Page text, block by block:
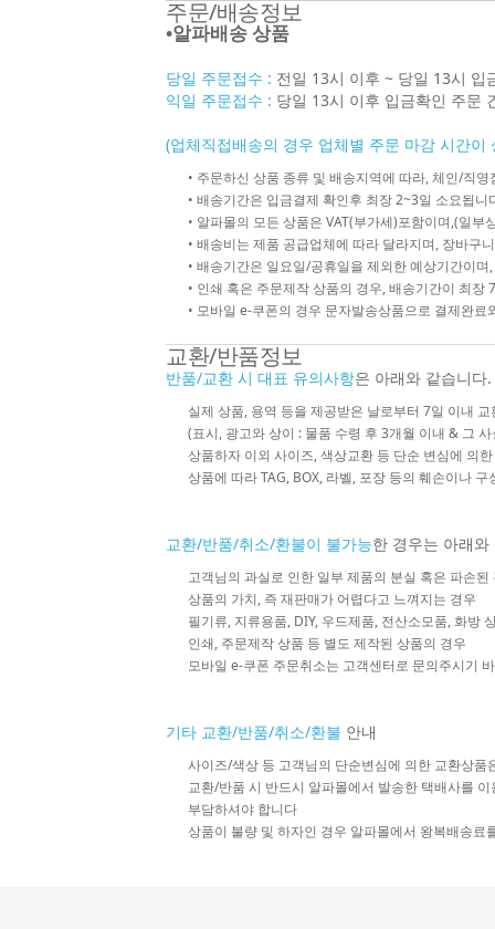
주문/배송정보
•알파배송 상품
당일 주문접수 : 전일 13시 이후 ~ 당일 13시 입
익일 주문접수 : 당일 13시 이후 입금확인 주문
(업체직접배송의 경우 업체별 주문 마감 시간이
• 주문하신 상품 종류 및 배송지역에 따라, 체인/직
• 배송기간은 입금결제 확인후 최장 2~3일 소요됩
• 알파몰의 모든 상품은 VAT(부가세)포함이며,(일
• 배송비는 제품 공급업체에 따라 달라지며, 장바구
• 배송기간은 일요일/공휴일을 제외한 예상기간이
• 인쇄 혹은 주문제작 상품의 경우, 배송기간이 최장
• 모바일 e-쿠폰의 경우 문자발송상품으로 결제완
교환/반품정보
반품/교환 시 대표 유의사항은 아래와 같습니다.
실제 상품, 용역 등을 제공받은 날로부터 7일 이내
(표시, 광고와 상이 : 물품 수령 후 3개월 이내 & 그
상품하자 이외 사이즈, 색상교환 등 단순 변심에 의
상품에 따라 TAG, BOX, 라벨, 포장 등의 훼손이나
교환/반품/취소/환불이 불가능한 경우는 아래와
고객님의 과실로 인한 일부 제품의 분실 혹은 파손된
상품의 가치, 즉 재판매가 어렵다고 느껴지는 경우
필기류, 지류용품, DIY, 우드제품, 전산소모품, 화방
인쇄, 주문제작 상품 등 별도 제작된 상품의 경우
모바일 e-쿠폰 주문취소는 고객센터로 문의주시기
기타 교환/반품/취소/환불 안내
사이즈/색상 등 고객님의 단순변심에 의한 교환상
교환/반품 시 반드시 알파몰에서 발송한 택배사를
부담하셔야 합니다
상품이 불량 및 하자인 경우 알파몰에서 왕복배송료